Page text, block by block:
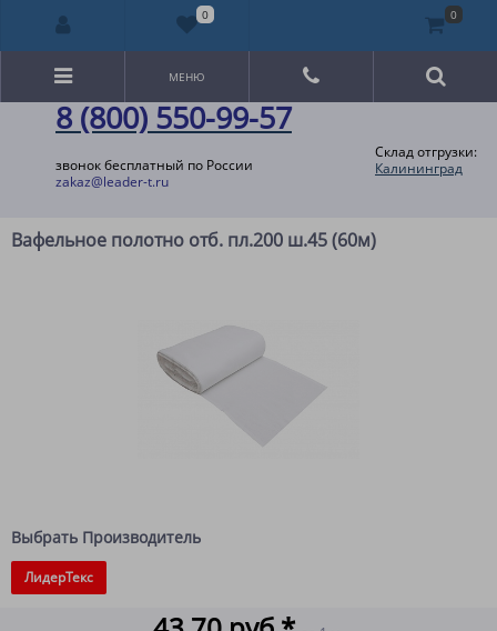
8 (800) 550-99-57
звонок бесплатный по России
zakaz@leader-t.ru
Склад отгрузки:
Калининград
МЕНЮ
Вафельное полотно отб. пл.200 ш.45 (60м)
Выбрать Производитель
ЛидерТекс
0 0